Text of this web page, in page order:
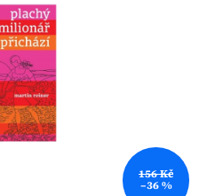
156 Kč
–36 %